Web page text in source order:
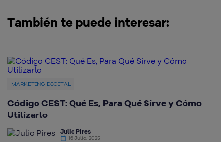
También te puede interesar:
MARKETING DIGITAL
Código CEST: Qué Es, Para Qué Sirve y Cómo
Utilizarlo
Julio Pires
16 Julio, 2025